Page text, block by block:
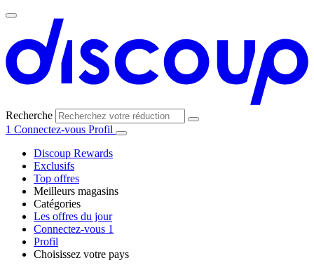
Recherche
1 Connectez-vous Profil
Discoup Rewards
Exclusifs
Top offres
Meilleurs magasins
AliExpress
Catégories
Les offres du jour
Connectez-vous 1
Profil
Choisissez votre pays